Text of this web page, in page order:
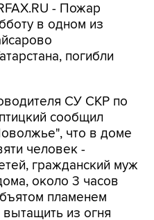
- Пожар
в одном из
погибли
СУ СКР по
сообщил
что в доме
человек -
гражданский муж
около 3 часов
пламенем
из огня